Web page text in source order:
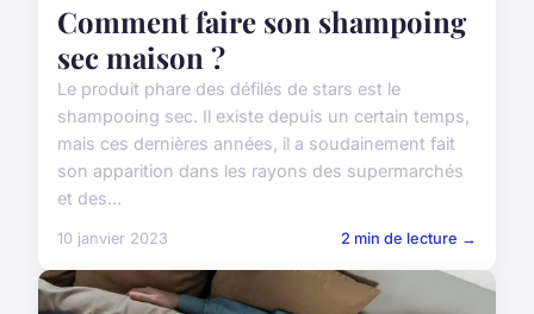
Comment faire son shampoing
sec maison ?
Le produit phare des défilés de stars est le
shampooing sec. Il existe depuis un certain temps,
mais ces dernières années, il a soudainement fait
son apparition dans les rayons des supermarchés
et des...
10 janvier 2023 2 min de lecture →